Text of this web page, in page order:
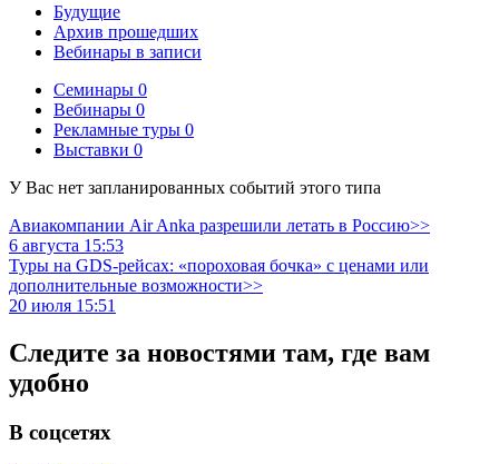
Будущие
Архив прошедших
Вебинары в записи
Семинары 0
Вебинары 0
Рекламные туры 0
Выставки 0
У Вас нет запланированных событий этого типа
Авиакомпании Air Anka разрешили летать в Россию>>
6 августа 15:53
Туры на GDS-рейсах: «пороховая бочка» с ценами или
дополнительные возможности>>
20 июля 15:51
Следите за новостями там, где вам
удобно
В соцсетях